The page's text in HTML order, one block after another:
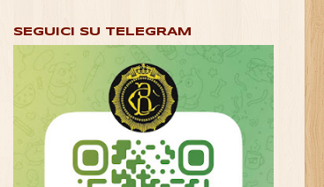
SEGUICI SU TELEGRAM